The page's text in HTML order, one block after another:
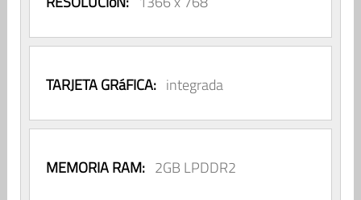
TARJETA GRáFICA: integrada
MEMORIA RAM: 2GB LPDDR2